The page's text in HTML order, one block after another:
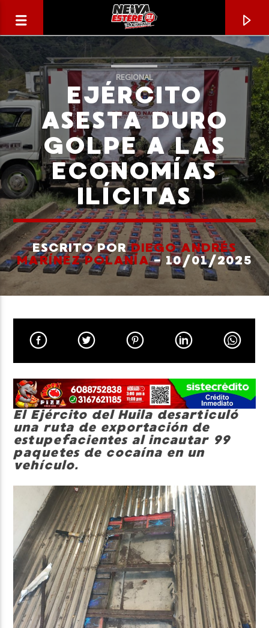
CANCIÓN ACTUAL
TÍTULO
ARTISTA
Neiva Estereo
REGIONAL
EJÉRCITO
ASESTA DURO
GOLPE A LAS
ECONOMÍAS
ILÍCITAS
ESCRITO PORDIEGO ANDRÉS
MARÍNEZ POLANÍA- 10/01/2025
El Ejército del Huila desarticuló
una ruta de exportación de
estupefacientes al incautar 99
paquetes de cocaína en un
vehículo.